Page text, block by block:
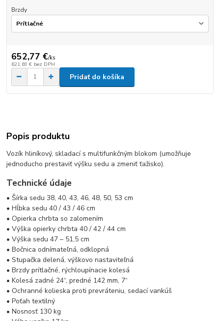
Brzdy
652,77 €/ks
621,69 € bez DPH
Pridať do košíka
Popis produktu
Vozík hliníkový, skladací s multifunkčným blokom (umožňuje
jednoducho prestaviť výšku sedu a zmeniť ťažisko).
Technické údaje
• Šírka sedu 38, 40, 43, 46, 48, 50, 53 cm
• Hĺbka sedu 40 / 43 / 46 cm
• Opierka chrbta so zalomením
• Výška opierky chrbta 40 / 42 / 44 cm
• Výška sedu 47 – 51,5 cm
• Bočnica odnímateľná, odklopná
• Stupačka delená, výškovo nastaviteľná
• Brzdy prítlačné, rýchloupínacie kolesá
• Kolesá zadné 24“, predné 142 mm, 7“
• Ochranné kolieska proti prevráteniu, sedací vankúš
• Poťah textilný
• Nosnosť 130 kg